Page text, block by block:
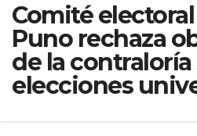
Comité
Puno rechaza
de la
elecciones